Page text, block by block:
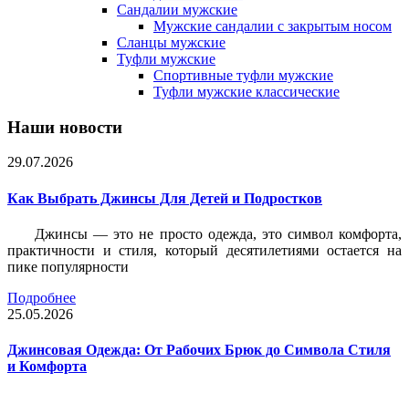
Сандалии мужские
Мужские сандалии с закрытым носом
Сланцы мужские
Туфли мужские
Спортивные туфли мужские
Туфли мужские классические
Наши новости
29.07.2026
Как Выбрать Джинсы Для Детей и Подростков
Джинсы — это не просто одежда, это символ комфорта,
практичности и стиля, который десятилетиями остается на
пике популярности
Подробнее
25.05.2026
Джинсовая Одежда: От Рабочих Брюк до Символа Стиля
и Комфорта